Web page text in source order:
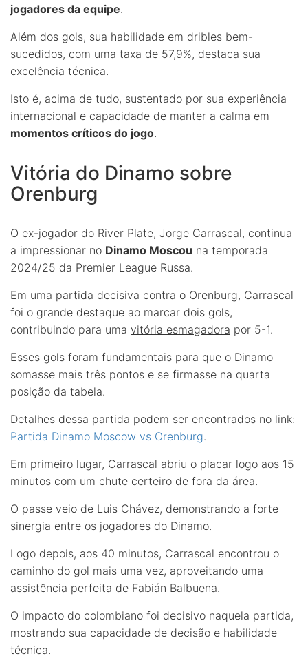
jogadores da equipe.
Além dos gols, sua habilidade em dribles bem-
sucedidos, com uma taxa de 57,9%, destaca sua
excelência técnica.
Isto é, acima de tudo, sustentado por sua experiência
internacional e capacidade de manter a calma em
momentos críticos do jogo.
Vitória do Dinamo sobre
Orenburg
O ex-jogador do River Plate, Jorge Carrascal, continua
a impressionar no Dinamo Moscou na temporada
2024/25 da Premier League Russa.
Em uma partida decisiva contra o Orenburg, Carrascal
foi o grande destaque ao marcar dois gols,
contribuindo para uma vitória esmagadora por 5-1.
Esses gols foram fundamentais para que o Dinamo
somasse mais três pontos e se firmasse na quarta
posição da tabela.
Detalhes dessa partida podem ser encontrados no link:
Partida Dinamo Moscow vs Orenburg.
Em primeiro lugar, Carrascal abriu o placar logo aos 15
minutos com um chute certeiro de fora da área.
O passe veio de Luis Chávez, demonstrando a forte
sinergia entre os jogadores do Dinamo.
Logo depois, aos 40 minutos, Carrascal encontrou o
caminho do gol mais uma vez, aproveitando uma
assistência perfeita de Fabián Balbuena.
O impacto do colombiano foi decisivo naquela partida,
mostrando sua capacidade de decisão e habilidade
técnica.